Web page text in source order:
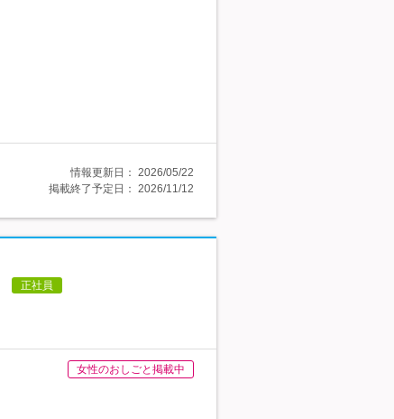
情報更新日： 2026/05/22
掲載終了予定日： 2026/11/12
正社員
女性のおしごと掲載中